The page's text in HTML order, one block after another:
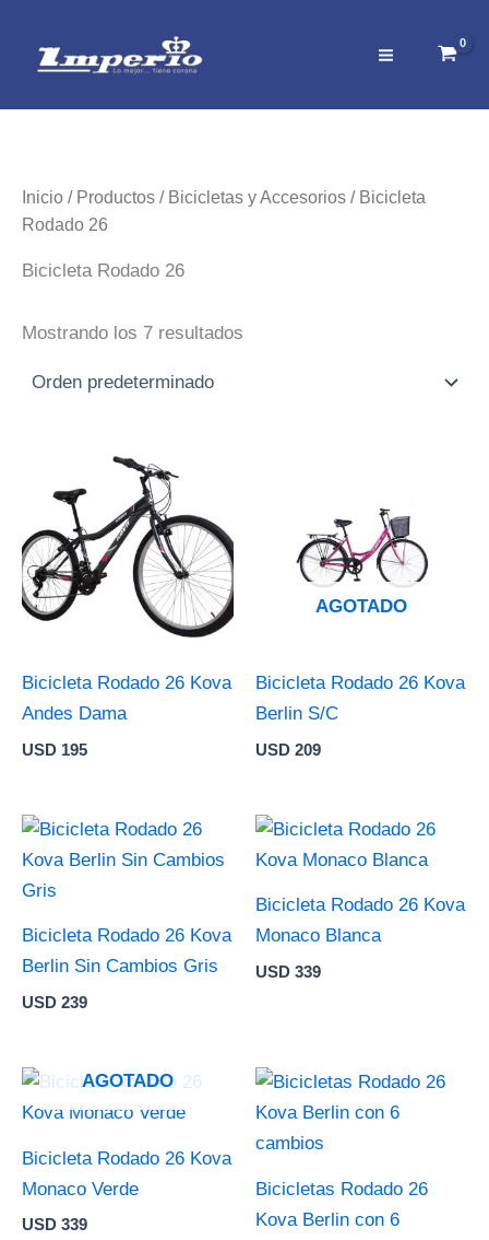
contenido
Inicio / Productos / Bicicletas y Accesorios / Bicicleta
Rodado 26
Bicicleta Rodado 26
Mostrando los 7 resultados
Bicicleta Rodado 26 Kova
Andes Dama
USD 195
AGOTADO
Bicicleta Rodado 26 Kova
Berlin S/C
USD 209
Bicicleta Rodado 26 Kova
Berlin Sin Cambios Gris
USD 239
Bicicleta Rodado 26 Kova
Monaco Blanca
USD 339
AGOTADO
Bicicleta Rodado 26 Kova
Monaco Verde
USD 339
Bicicletas Rodado 26
Kova Berlin con 6